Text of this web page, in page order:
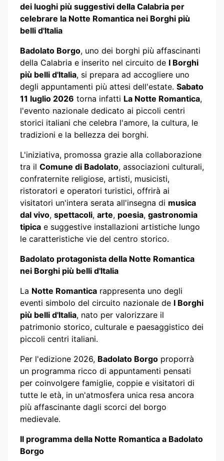
dei luoghi più suggestivi della Calabria per
celebrare la Notte Romantica nei Borghi più
belli d'Italia
Badolato Borgo, uno dei borghi più affascinanti
della Calabria e inserito nel circuito de I Borghi
più belli d'Italia, si prepara ad accogliere uno
degli appuntamenti più attesi dell'estate. Sabato
11 luglio 2026 torna infatti La Notte Romantica,
l'evento nazionale dedicato ai piccoli centri
storici italiani che celebra l'amore, la cultura, le
tradizioni e la bellezza dei borghi.
L'iniziativa, promossa grazie alla collaborazione
tra il Comune di Badolato, associazioni culturali,
confraternite religiose, artisti, musicisti,
ristoratori e operatori turistici, offrirà ai
visitatori un'intera serata all'insegna di musica
dal vivo, spettacoli, arte, poesia, gastronomia
tipica e suggestive installazioni artistiche lungo
le caratteristiche vie del centro storico.
Badolato protagonista della Notte Romantica
nei Borghi più belli d'Italia
La Notte Romantica rappresenta uno degli
eventi simbolo del circuito nazionale de I Borghi
più belli d'Italia, nato per valorizzare il
patrimonio storico, culturale e paesaggistico dei
piccoli centri italiani.
Per l'edizione 2026, Badolato Borgo proporrà
un programma ricco di appuntamenti pensati
per coinvolgere famiglie, coppie e visitatori di
tutte le età, in un'atmosfera unica resa ancora
più affascinante dagli scorci del borgo
medievale.
Il programma della Notte Romantica a Badolato
Borgo